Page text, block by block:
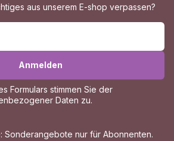
aus unserem E-shop verpassen?
Anmelden
Formulars stimmen Sie der
Daten zu.
Sonderangebote nur für Abonnenten.